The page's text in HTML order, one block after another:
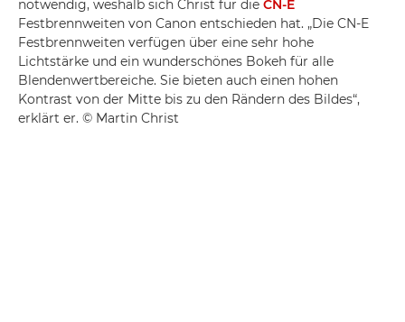
notwendig, weshalb sich Christ für die CN-E
Festbrennweiten von Canon entschieden hat. „Die CN-E
Festbrennweiten verfügen über eine sehr hohe
Lichtstärke und ein wunderschönes Bokeh für alle
Blendenwertbereiche. Sie bieten auch einen hohen
Kontrast von der Mitte bis zu den Rändern des Bildes“,
erklärt er. © Martin Christ